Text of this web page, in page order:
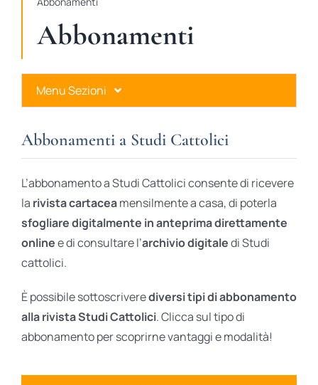
Abbonamenti
Menu Sezioni
Ares Gold
Ares Digital
Ares Gift Card
Abbonamenti a Studi Cattolici
L’abbonamento a Studi Cattolici consente di ricevere
la rivista cartaceamensilmente a casa, di poterla
sfogliare digitalmente in anteprima direttamente
onlinee di consultare l’archivio digitaledi Studi
cattolici.
È possibile sottoscriverediversi tipi di abbonamento
alla rivista Studi Cattolici. Clicca sul tipo di
abbonamento per scoprirne vantaggi e modalità!